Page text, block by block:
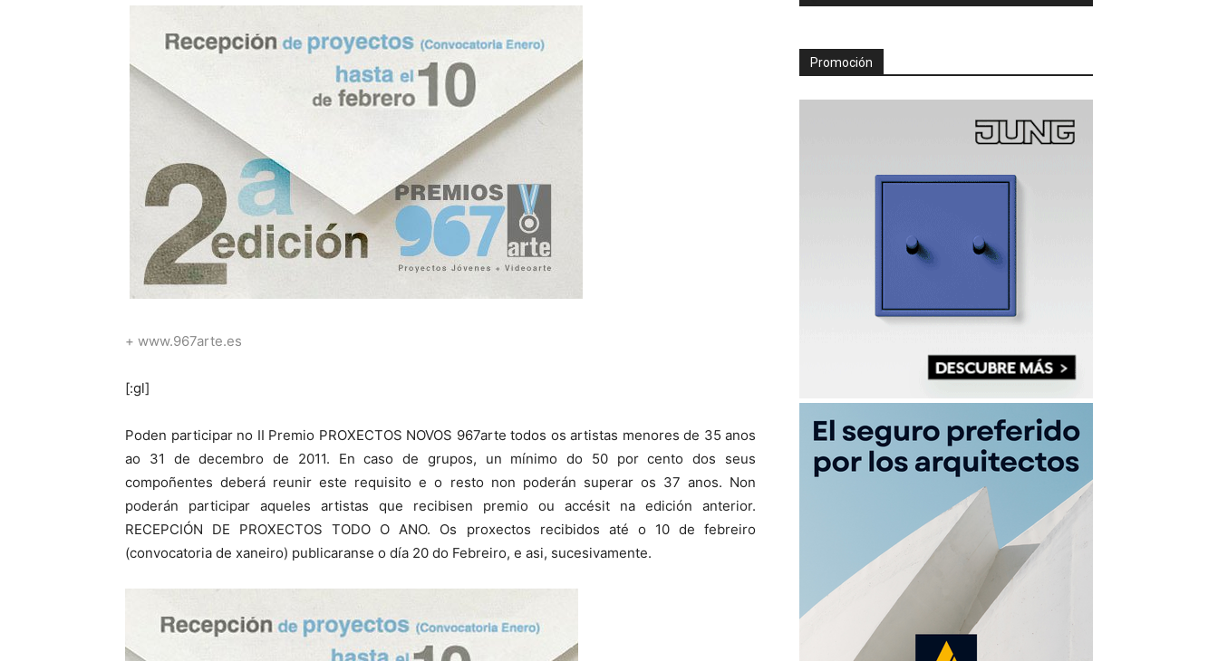
+ www.967arte.es
[:gl]
Poden participar no II Premio PROXECTOS NOVOS 967arte todos os artistas menores de 35 anos
ao 31 de decembro de 2011. En caso de grupos, un mínimo do 50 por cento dos seus
compoñentes deberá reunir este requisito e o resto non poderán superar os 37 anos. Non
poderán participar aqueles artistas que recibisen premio ou accésit na edición anterior.
RECEPCIÓN DE PROXECTOS TODO O ANO. Os proxectos recibidos até o 10 de febreiro
(convocatoria de xaneiro) publicaranse o día 20 do Febreiro, e asi, sucesivamente.
Promoción